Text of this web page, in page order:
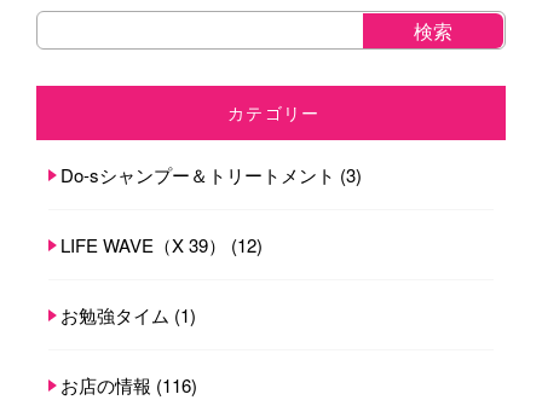
カテゴリー
Do-sシャンプー＆トリートメント (3)
LIFE WAVE（X 39） (12)
お勉強タイム (1)
お店の情報 (116)